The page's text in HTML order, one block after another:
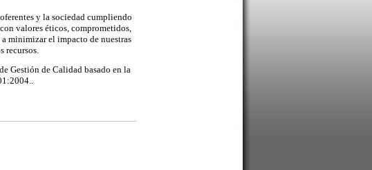
y la sociedad cumpliendo
valores éticos, comprometidos,
minimizar el impacto de nuestras
recursos.
Gestión de Calidad basado en la